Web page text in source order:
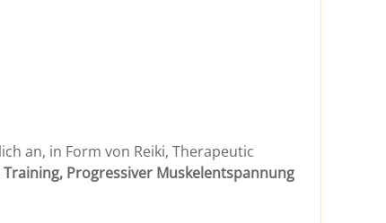
an, in Form von Reiki, Therapeutic
Progressiver Muskelentspannung